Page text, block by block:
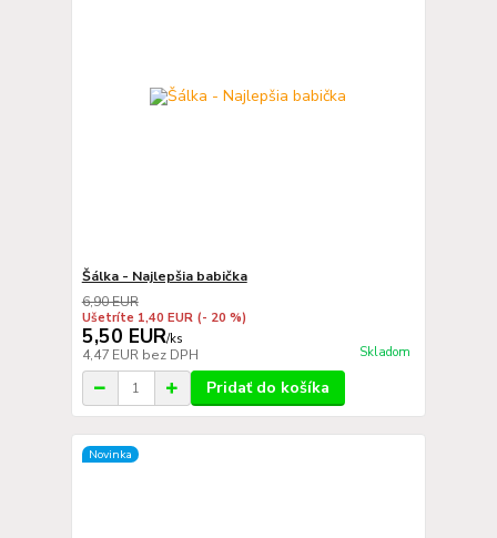
Šálka - Najlepšia babička
6,90 EUR
Ušetríte 1,40 EUR (- 20 %)
5,50 EUR/ks
4,47 EUR bez DPH Skladom
Pridať do košíka
Novinka